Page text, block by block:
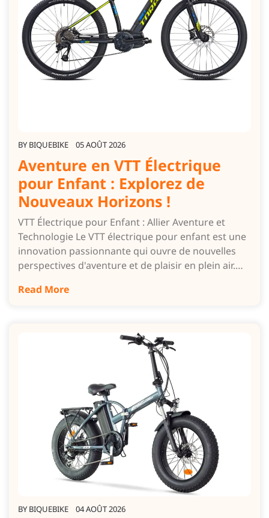
BY BIQUEBIKE 05 AOÛT 2026
Aventure en VTT Électrique
pour Enfant : Explorez de
Nouveaux Horizons !
VTT Électrique pour Enfant : Allier Aventure et
Technologie Le VTT électrique pour enfant est une
innovation passionnante qui ouvre de nouvelles
perspectives d'aventure et de plaisir en plein air.…
Read More
BY BIQUEBIKE 04 AOÛT 2026